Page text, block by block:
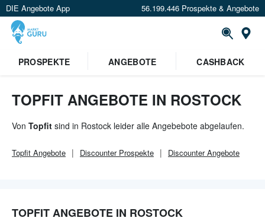
DIE Angebote App 56.199.446 Prospekte & Angebote
PROSPEKTE ANGEBOTE CASHBACK
TOPFIT ANGEBOTE IN ROSTOCK
Von Topfit sind in Rostock leider alle Angebebote abgelaufen.
Topfit Angebote DiscounterProspekte DiscounterAngebote
TOPFIT ANGEBOTE IN ROSTOCK